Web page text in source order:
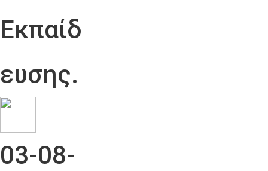
Εκπαίδ
ευσης.
03-08-